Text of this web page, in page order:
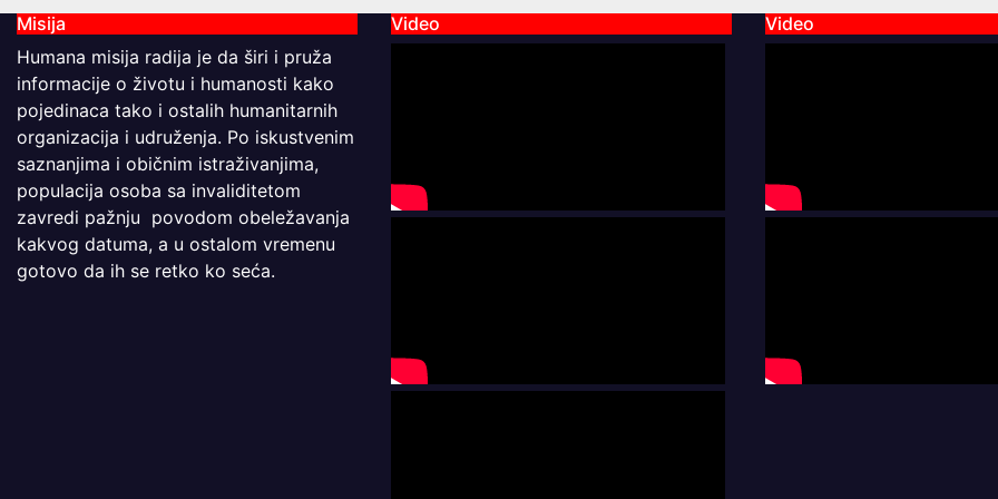
Misija
Humana misija radija je da širi i pruža
informacije o životu i humanosti kako
pojedinaca tako i ostalih humanitarnih
organizacija i udruženja. Po iskustvenim
saznanjima i običnim istraživanjima,
populacija osoba sa invaliditetom
zavredi pažnju povodom obeležavanja
kakvog datuma, a u ostalom vremenu
gotovo da ih se retko ko seća.
Video Video